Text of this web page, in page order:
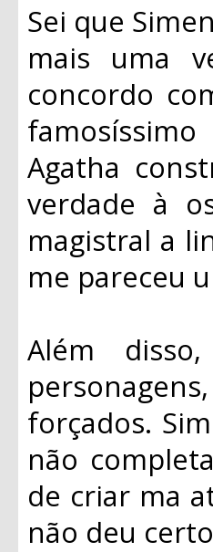
Sei que
mais uma
concordo
Agatha
verdade à
magistral a
me pareceu
Além
forçados.
não
de criar ma
não deu